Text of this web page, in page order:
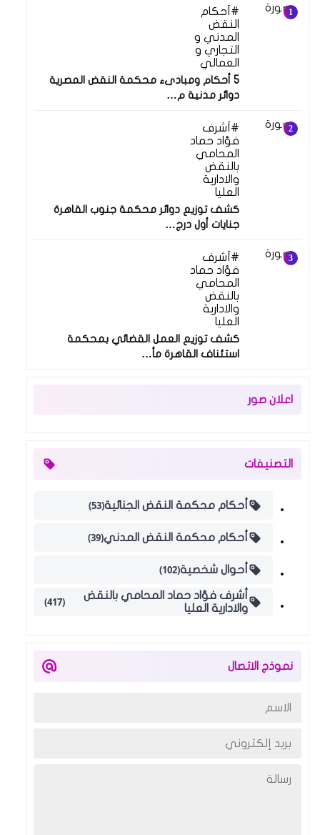
أحكام
النقض
المدني و
التجاري و
العمالي
5 أحكام ومبادىء محكمة النقض المصرية
دوائر مدنية م…
أشرف
فؤاد حماد
المحامي
بالنقض
والادارية
العليا
كشف توزيع دوائر محكمة جنوب القاهرة
جنايات أول درج…
أشرف
فؤاد حماد
المحامي
بالنقض
والادارية
العليا
كشف توزيع العمل القضائي بمحكمة
استئناف القاهرة مأ…
اعلان صور
التصنيفات
أحكام محكمة النقض الجنائية(53)
أحكام محكمة النقض المدني(39)
أحوال شخصية(102)
أشرف فؤاد حماد المحامي بالنقض
والادارية العليا
(417)
نموذج الاتصال